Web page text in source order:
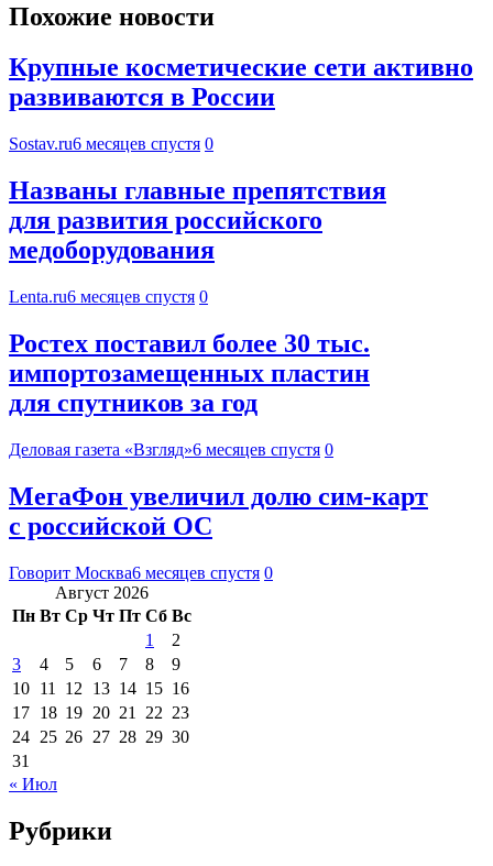
Похожие новости
Крупные косметические сети активно
развиваются в России
Sostav.ru6 месяцев спустя 0
Названы главные препятствия
для развития российского
медоборудования
Lenta.ru6 месяцев спустя 0
Ростех поставил более 30 тыс.
импортозамещенных пластин
для спутников за год
Деловая газета «Взгляд»6 месяцев спустя 0
МегаФон увеличил долю сим‑карт
с российской ОС
Говорит Москва6 месяцев спустя 0
Август 2026
Пн Вт Ср Чт Пт Сб Вс
1
2
3
4 5 6 7 8
9
10 11 12 13 14 15 16
17 18 19 20 21 22 23
24 25 26 27 28 29 30
31
« Июл
Рубрики